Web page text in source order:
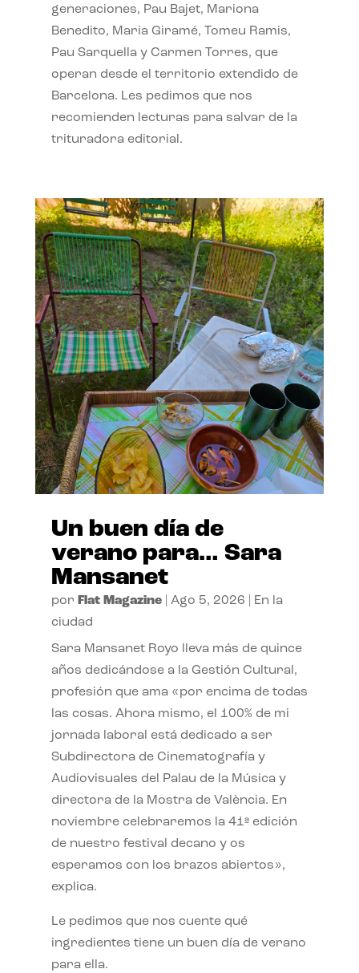
generaciones, Pau Bajet, Mariona
Benedito, Maria Giramé, Tomeu Ramis,
Pau Sarquella y Carmen Torres, que
operan desde el territorio extendido de
Barcelona. Les pedimos que nos
recomienden lecturas para salvar de la
trituradora editorial.
Un buen día de
verano para… Sara
Mansanet
por Flat Magazine| Ago 5, 2026
En la
ciudad
Sara Mansanet Royo lleva más de quince
años dedicándose a la Gestión Cultural,
profesión que ama «por encima de todas
las cosas. Ahora mismo, el 100% de mi
jornada laboral está dedicado a ser
Subdirectora de Cinematografía y
Audiovisuales del Palau de la Música y
directora de la Mostra de València. En
noviembre celebraremos la 41ª edición
de nuestro festival decano y os
esperamos con los brazos abiertos»,
explica.
Le pedimos que nos cuente qué
ingredientes tiene un buen día de verano
para ella.